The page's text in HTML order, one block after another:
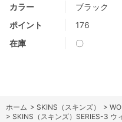
カラー
ブラック
ポイント
176
在庫
〇
ホーム > SKINS（スキンズ） >
> SKINS（スキンズ）SERIES-3 ウ